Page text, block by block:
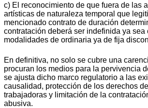
c) El reconocimiento de que fuera de las
artísticas de naturaleza temporal que
mencionado contrato de duración
contratación deberá ser indefinida ya sea
modalidades de ordinaria ya de fija
En definitiva, no solo se cubre una
procuran los medios para la pervivencia
se ajusta dicho marco regulatorio a las
causalidad, protección de los derechos
trabajadoras y limitación de la
abusiva.